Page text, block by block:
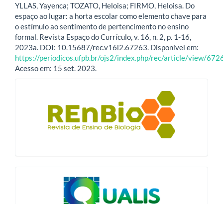
YLLAS, Yayenca; TOZATO, Heloisa; FIRMO, Heloisa. Do
espaço ao lugar: a horta escolar como elemento chave para
o estímulo ao sentimento de pertencimento no ensino
formal. Revista Espaço do Currículo, v. 16, n. 2, p. 1-16,
2023a. DOI: 10.15687/rec.v16i2.67263. Disponível em:
https://periodicos.ufpb.br/ojs2/index.php/rec/article/view/
Acesso em: 15 set. 2023.